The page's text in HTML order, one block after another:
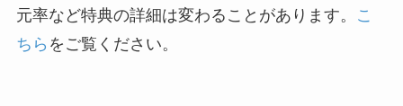
元率など特典の詳細は変わることがあります。
こ
ちら をご覧ください。